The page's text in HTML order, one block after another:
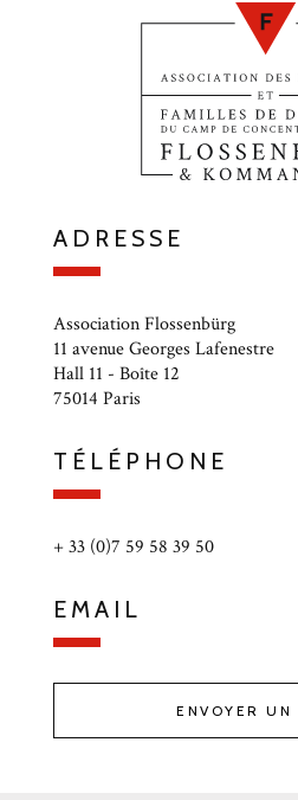
ADRESSE
Association Flossenbürg
11 avenue Georges Lafenestre
Hall 11 - Boîte 12
75014 Paris
TÉLÉPHONE
+ 33 (0)7 59 58 39 50
EMAIL
ENVOYER UN